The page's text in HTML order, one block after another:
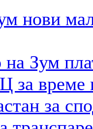
нови
Зум
за време
за